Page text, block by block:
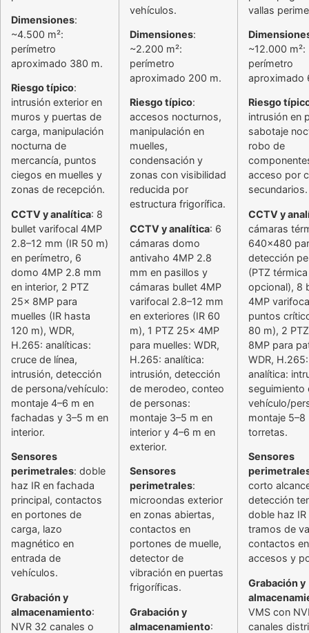
Dimensiones:
~4.500 m²:
perímetro
aproximado 380 m.
Riesgo típico:
intrusión exterior en
muros y puertas de
carga, manipulación
nocturna de
mercancía, puntos
ciegos en muelles y
zonas de recepción.
CCTV y analítica: 8
bullet varifocal 4MP
2.8–12 mm (IR 50 m)
en perímetro, 6
domo 4MP 2.8 mm
en interior, 2 PTZ
25x 8MP para
muelles (IR hasta
120 m), WDR,
H.265: analíticas:
cruce de línea,
intrusión, detección
de persona/vehículo:
montaje 4–6 m en
fachadas y 3–5 m en
interior.
Sensores
perimetrales: doble
haz IR en fachada
principal, contactos
en portones de
carga, lazo
magnético en
entrada de
vehículos.
Grabación y
almacenamiento:
NVR 32 canales o
vehículos.
Dimensiones:
~2.200 m²:
perímetro
aproximado 200 m.
Riesgo típico:
accesos nocturnos,
manipulación en
muelles,
condensación y
zonas con visibilidad
reducida por
estructura frigorífica.
CCTV y analítica: 6
cámaras domo
antivaho 4MP 2.8
mm en pasillos y
cámaras bullet 4MP
varifocal 2.8–12 mm
en exteriores (IR 60
m), 1 PTZ 25x 4MP
para muelles: WDR,
H.265: analítica:
intrusión, detección
de merodeo, conteo
de personas:
montaje 3–5 m en
interior y 4–6 m en
exterior.
Sensores
perimetrales:
microondas exterior
en zonas abiertas,
contactos en
portones de muelle,
detector de
vibración en puertas
frigoríficas.
Grabación y
almacenamiento:
vallas
~12.000 m²:
perímetro
aproximado
Riesgo
intrusión en
sabotaje
robo de
acceso por
secundarios.
CCTV y
cámaras
640×480
detección
(PTZ térmica
opcional), 8
4MP
puntos
80 m), 2
8MP para
WDR, H.265:
analítica:
seguimiento
vehículo/
montaje 5–8
torretas.
Sensores
corto
detección
doble haz IR
tramos de
contactos en
accesos y
Grabación y
VMS con
canales